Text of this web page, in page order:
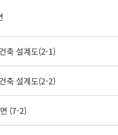
축 설계도(2-1)
축 설계도(2-2)
(7-2)